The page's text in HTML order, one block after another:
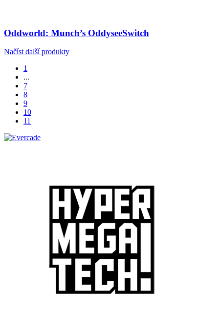
Oddworld: Munch’s OddyseeSwitch
Načíst další produkty
1
...
7
8
9
10
11